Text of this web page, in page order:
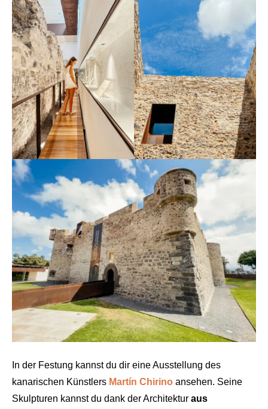
In der Festung kannst du dir eine Ausstellung des
kanarischen Künstlers Martín Chirino ansehen. Seine
Skulpturen kannst du dank der Architektur aus